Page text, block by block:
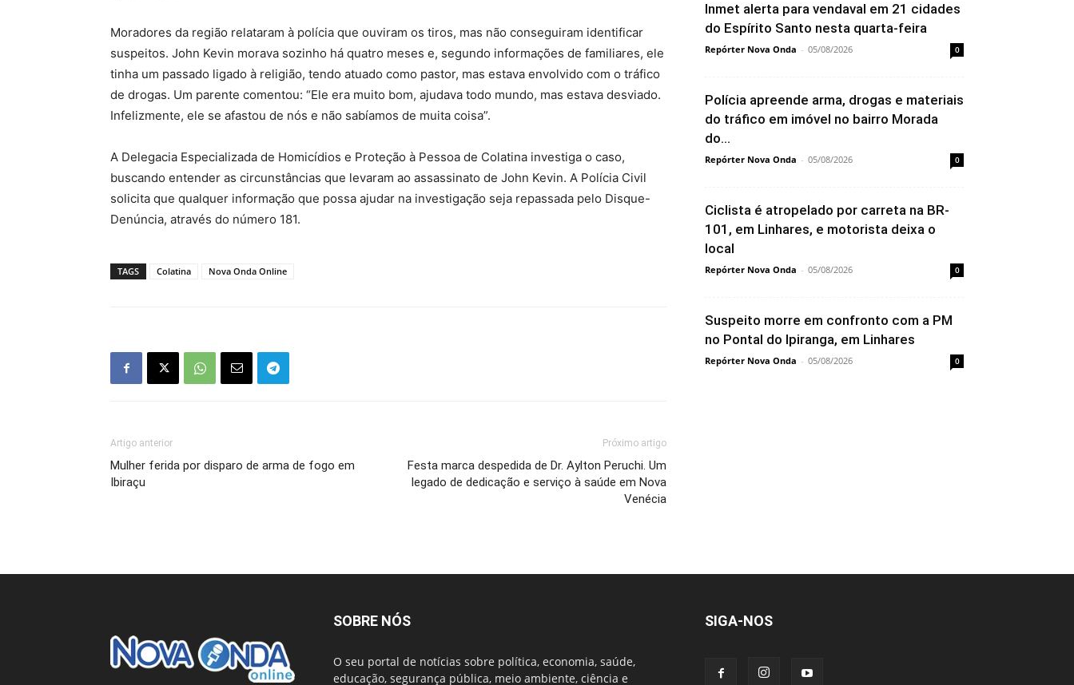
Moradores da região relataram à polícia que ouviram os tiros, mas não conseguiram identificar
suspeitos. John Kevin morava sozinho há quatro meses e, segundo informações de familiares, ele
tinha um passado ligado à religião, tendo atuado como pastor, mas estava envolvido com o tráfico
de drogas. Um parente comentou: “Ele era muito bom, ajudava todo mundo, mas estava desviado.
Infelizmente, ele se afastou de nós e não sabíamos de muita coisa”.
A Delegacia Especializada de Homicídios e Proteção à Pessoa de Colatina investiga o caso,
buscando entender as circunstâncias que levaram ao assassinato de John Kevin. A Polícia Civil
solicita que qualquer informação que possa ajudar na investigação seja repassada pelo Disque-
Denúncia, através do número 181.
TAGS Colatina Nova Onda Online
Artigo anterior
Mulher ferida por disparo de arma de fogo em
Ibiraçu
Próximo artigo
Festa marca despedida de Dr. Aylton Peruchi. Um
legado de dedicação e serviço à saúde em Nova
Venécia
Inmet alerta para vendaval em 21 cidades
do Espírito Santo nesta quarta-feira
Repórter Nova Onda - 05/08/2026 0
Polícia apreende arma, drogas e materiais
do tráfico em imóvel no bairro Morada
do...
Repórter Nova Onda - 05/08/2026 0
Ciclista é atropelado por carreta na BR-
101, em Linhares, e motorista deixa o
local
Repórter Nova Onda - 05/08/2026 0
Suspeito morre em confronto com a PM
no Pontal do Ipiranga, em Linhares
Repórter Nova Onda - 05/08/2026 0
SOBRE NÓS
O seu portal de notícias sobre política, economia, saúde,
educação, segurança pública, meio ambiente, ciência e
SIGA-NOS